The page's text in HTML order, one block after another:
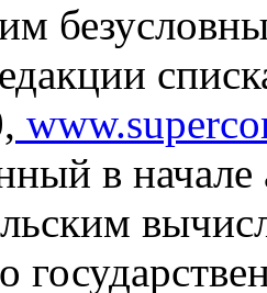
в